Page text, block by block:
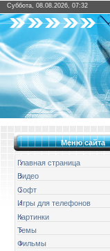
Суббота, 08.08.2026, 07:32
Меню сайта
Главная страница
Видео
Софт
Игры для телефонов
Картинки
Темы
Фильмы